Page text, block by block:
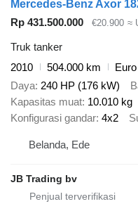
Rp 431.500.000 €20.900 ≈
Truk tanker
2010
504.000 km
Daya 240 HP (176 kW)
Kapasitas muat 10.010 kg
Konfigurasi gandar 4x2
Belanda, Ede
JB Trading bv